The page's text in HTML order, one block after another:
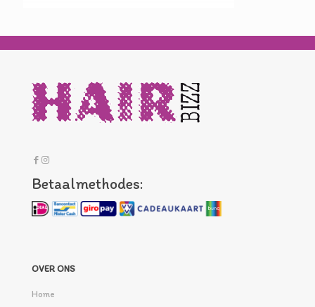
Betaalmethodes:
OVER ONS
Home